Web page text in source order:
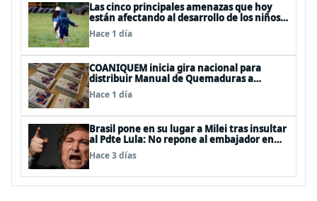
Las cinco principales amenazas que hoy
están afectando al desarrollo de los niños
en Chile
Hace 1 día
COANIQUEM inicia gira nacional para
distribuir Manual de Quemaduras a
profesionales de la salud
Hace 1 día
Brasil pone en su lugar a Milei tras insultar
al Pdte Lula: No repone al embajador en
BBSS y rebaja la relación bilateral
Hace 3 días